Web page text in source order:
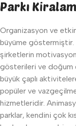
Parkı
Organizasyon ve
büyüme göstermiştir.
şirketlerin motivasyon
gösterileri ve doğum
büyük çaplı
popüler ve
hizmetleridir.
parklar, kendini çok